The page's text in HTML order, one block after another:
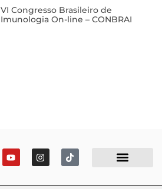
VI Congresso Brasileiro de
Imunologia On-line – CONBRAI